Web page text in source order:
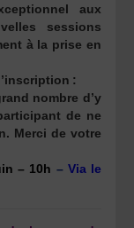
aux
sessions
à la prise en
:
nombre d’y
de ne
Merci de votre
– 10h – Via le